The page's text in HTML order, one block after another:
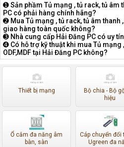
➊ Sản phầm Tủ mạng , tủ rack, tủ âm
PC có phải hàng chính hãng?
➋ Mua Tủ mạng , tủ rack, tủ âm thanh
giao hàng toàn quốc không?
➌ Nhà cung cấp Hải Đăng PC có uy
➍ Có hỗ trợ kỹ thuật khi mua Tủ mạng
ODF,MDF tại Hải Đăng PC không?
Thiết bị mạng
Bộ chia - Bộ
hiệu
Ổ cắm đa năng âm
bàn, sàn
Cáp chuyển đổi
Ugreen đa